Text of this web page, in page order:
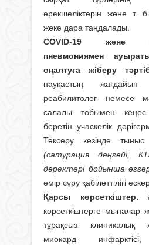
ерекшеліктерін және т.
жеке дара таңдалады.
COVID-19 және
пневмониямен
оңалтуға жіберу
науқастың
реабилитолог немесе
салалы тобымен
беретін учаскелік
Тексеру кезінде
(сатурация деңгейі,
деректері бойынша
өмір сүру қабілеттілігі
Қарсы көрсеткіштер.
көрсеткіштерге мыналар
тұрақсыз клиникалық
миокард